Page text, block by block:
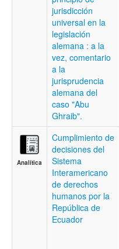
jurisdicción
universal en la
legislación
alemana : a la
vez, comentario
a la
jurisprudencia
alemana del
caso "Abu
Ghraib".
Analítica
Cumplimiento de
decisiones del
Sistema
Interamericano
de derechos
humanos por la
República de
Ecuador